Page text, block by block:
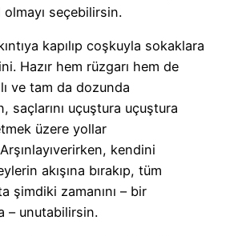
olmayı seçebilirsin.
kapılıp coşkuyla sokaklara
Hazır hem rüzgarı hem de
ve tam da dozunda
saçlarını uçuştura uçuştura
üzere yollar
kendini
akışına bırakıp, tüm
şimdiki zamanını – bir
– unutabilirsin.